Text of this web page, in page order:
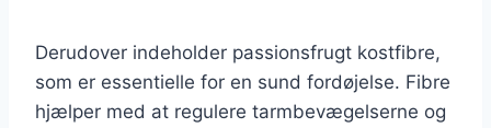
Derudover indeholder passionsfrugt kostfibre,
som er essentielle for en sund fordøjelse. Fibre
hjælper med at regulere tarmbevægelserne og